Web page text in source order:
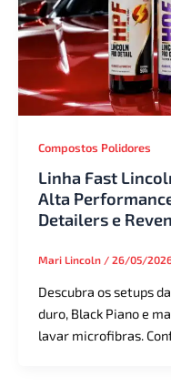
Compostos Polidores
Linha Fast
Alta
Detailers e
Mari Lincoln / 26/05/
Descubra os setups
duro, Black Piano e
lavar microfibras.